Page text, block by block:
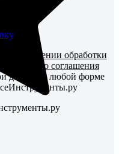
в отношении обработки
соглашения
данные в любой форме